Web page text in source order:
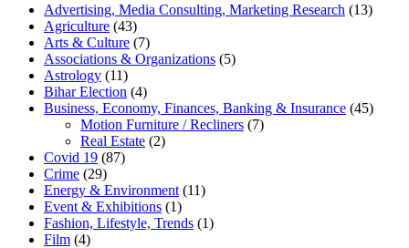
Advertising, Media Consulting, Marketing Research (13)
Agriculture (43)
Arts & Culture (7)
Associations & Organizations (5)
Astrology (11)
Bihar Election (4)
Business, Economy, Finances, Banking & Insurance (45)
Motion Furniture / Recliners (7)
Real Estate (2)
Covid 19 (87)
Crime (29)
Energy & Environment (11)
Event & Exhibitions (1)
Fashion, Lifestyle, Trends (1)
Film (4)